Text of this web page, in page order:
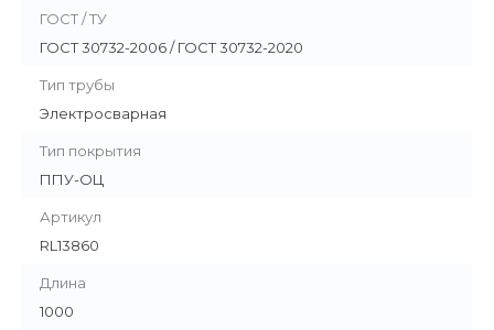
ГОСТ / ТУ
ГОСТ 30732-2006 / ГОСТ 30732-2020
Тип трубы
Электросварная
Тип покрытия
ППУ-ОЦ
Артикул
RL13860
Длина
1000